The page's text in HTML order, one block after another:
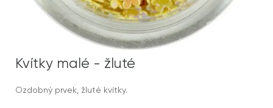
Kvítky malé - žluté
Ozdobný prvek, žluté kvítky.